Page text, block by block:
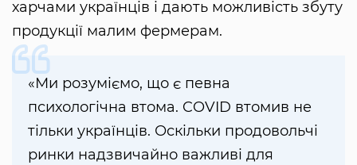
харчами українців і дають можливість збуту
продукції малим фермерам.
«Ми розуміємо, що є певна
психологічна втома. COVID втомив не
тільки українців. Оскільки продовольчі
ринки надзвичайно важливі для